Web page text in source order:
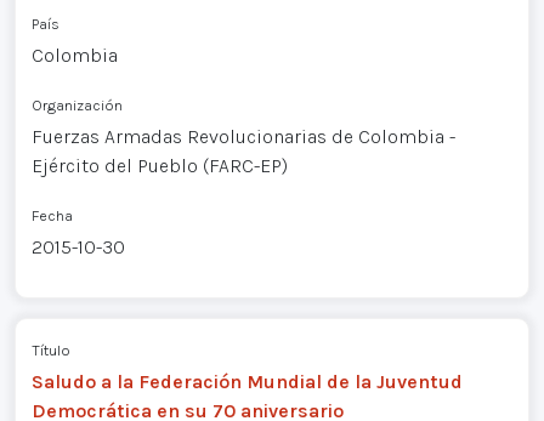
País
Colombia
Organización
Fuerzas Armadas Revolucionarias de Colombia -
Ejército del Pueblo (FARC-EP)
Fecha
2015-10-30
Título
Saludo a la Federación Mundial de la Juventud
Democrática en su 70 aniversario